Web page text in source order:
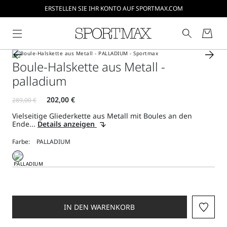
ERSTELLEN SIE IHR KONTO AUF SPORTMAX.COM
Boule-Halskette aus Metall -
palladium
Vielseitige Gliederkette aus Metall mit Boules an den
Ende... Details anzeigen
Farbe:
IN DEN WARENKORB